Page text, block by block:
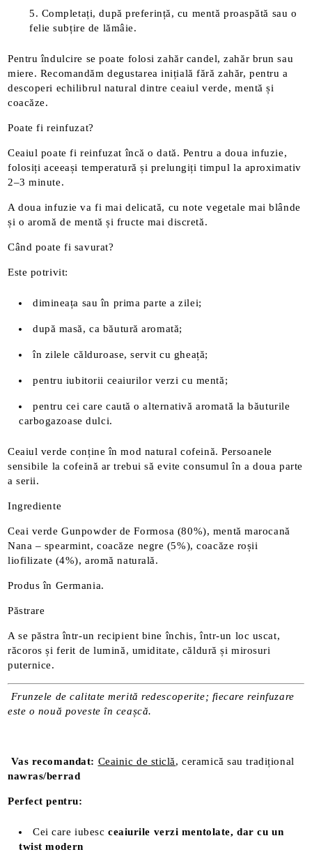
Completați, după preferință, cu mentă proaspătă sau o
felie subțire de lămâie.
Pentru îndulcire se poate folosi zahăr candel, zahăr brun sau
miere. Recomandăm degustarea inițială fără zahăr, pentru a
descoperi echilibrul natural dintre ceaiul verde, mentă și
coacăze.
Poate fi reinfuzat?
Ceaiul poate fi reinfuzat încă o dată. Pentru a doua infuzie,
folosiți aceeași temperatură și prelungiți timpul la aproximativ
2–3 minute.
A doua infuzie va fi mai delicată, cu note vegetale mai blânde
și o aromă de mentă și fructe mai discretă.
Când poate fi savurat?
Este potrivit:
dimineața sau în prima parte a zilei;
după masă, ca băutură aromată;
în zilele călduroase, servit cu gheață;
pentru iubitorii ceaiurilor verzi cu mentă;
pentru cei care caută o alternativă aromată la băuturile
carbogazoase dulci.
Ceaiul verde conține în mod natural cofeină. Persoanele
sensibile la cofeină ar trebui să evite consumul în a doua parte
a serii.
Ingrediente
Ceai verde Gunpowder de Formosa (80%), mentă marocană
Nana – spearmint, coacăze negre (5%), coacăze roșii
liofilizate (4%), aromă naturală.
Produs în Germania.
Păstrare
A se păstra într-un recipient bine închis, într-un loc uscat,
răcoros și ferit de lumină, umiditate, căldură și mirosuri
puternice.
Frunzele de calitate merită redescoperite; fiecare reinfuzare
este o nouă poveste în ceașcă.
Vas recomandat: Ceainic de sticlă, ceramică sau tradițional
nawras/berrad
Perfect pentru:
Cei care iubesc ceaiurile verzi mentolate, dar cu un
twist modern